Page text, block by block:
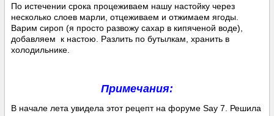
По истечении срока процеживаем нашу настойку через
несколько слоев марли, отцеживаем и отжимаем ягоды.
Варим сироп (я просто развожу сахар в кипяченой воде),
добавляем к настою. Разлить по бутылкам, хранить в
холодильнике.
Примечания:
В начале лета увидела этот рецепт на форуме Say 7. Решила